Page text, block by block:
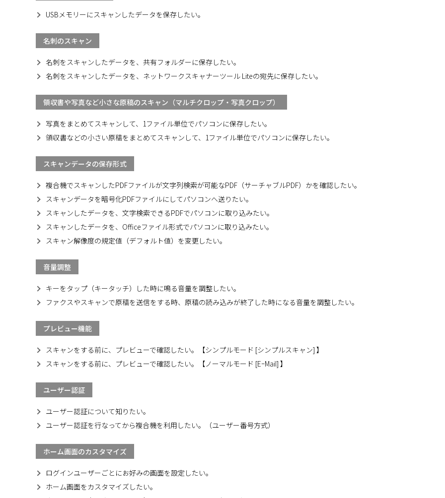
USBメモリーにスキャンしたデータを保存したい。
名刺のスキャン
名刺をスキャンしたデータを、共有フォルダーに保存したい。
名刺をスキャンしたデータを、ネットワークスキャナーツール Liteの宛先に保存したい。
領収書や写真など小さな原稿のスキャン（マルチクロップ・写真クロップ）
写真をまとめてスキャンして、1ファイル単位でパソコンに保存したい。
領収書などの小さい原稿をまとめてスキャンして、1ファイル単位でパソコンに保存したい。
スキャンデータの保存形式
複合機でスキャンしたPDFファイルが文字列検索が可能なPDF（サーチャブルPDF）かを確認したい。
スキャンデータを暗号化PDFファイルにしてパソコンへ送りたい。
スキャンしたデータを、文字検索できるPDFでパソコンに取り込みたい。
スキャンしたデータを、Officeファイル形式でパソコンに取り込みたい。
スキャン解像度の規定値（デフォルト値）を変更したい。
音量調整
キーをタップ（キータッチ）した時に鳴る音量を調整したい。
ファクスやスキャンで原稿を送信をする時、原稿の読み込みが終了した時になる音量を調整したい。
プレビュー機能
スキャンをする前に、プレビューで確認したい。【シンプルモード [シンプルスキャン] 】
スキャンをする前に、プレビューで確認したい。【ノーマルモード [EｰMail] 】
ユーザー認証
ユーザー認証について知りたい。
ユーザー認証を行なってから複合機を利用したい。（ユーザー番号方式）
ホーム画面のカスタマイズ
ログインユーザーごとにお好みの画面を設定したい。
ホーム画面をカスタマイズしたい。